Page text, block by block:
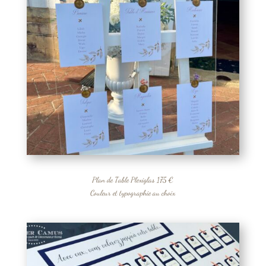
Plan de Table Plexiglas 175 €
Couleur et typographie au choix